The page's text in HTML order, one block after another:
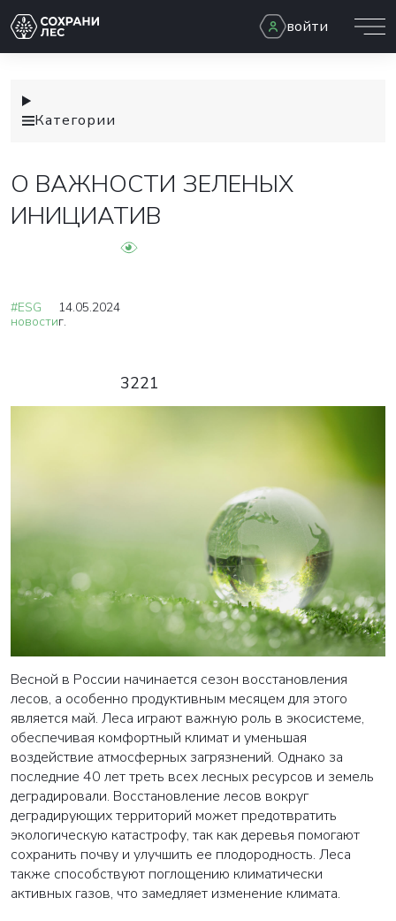
войти
Категории
О ВАЖНОСТИ ЗЕЛЕНЫХ
ИНИЦИАТИВ
#ESG
новости
14.05.2024
г.
3221
Весной в России начинается сезон восстановления
лесов, а особенно продуктивным месяцем для этого
является май. Леса играют важную роль в экосистеме,
обеспечивая комфортный климат и уменьшая
воздействие атмосферных загрязнений. Однако за
последние 40 лет треть всех лесных ресурсов и земель
деградировали. Восстановление лесов вокруг
деградирующих территорий может предотвратить
экологическую катастрофу, так как деревья помогают
сохранить почву и улучшить ее плодородность. Леса
также способствуют поглощению климатически
активных газов, что замедляет изменение климата.